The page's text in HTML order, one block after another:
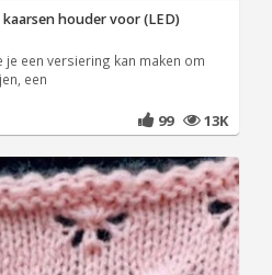
houder voor (LED)
je een versiering kan maken om
een
99 13K